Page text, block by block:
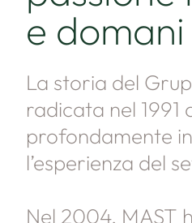
e domani
La storia del
radicata nel 1991
profondamente
l’esperienza del
Nel 2004, MAST